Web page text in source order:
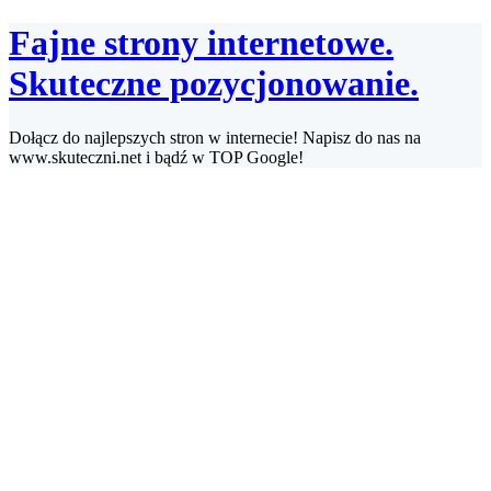
Przejdź
do
treści
Fajne strony internetowe.
Skuteczne pozycjonowanie.
Dołącz do najlepszych stron w internecie! Napisz do nas na
www.skuteczni.net i bądź w TOP Google!